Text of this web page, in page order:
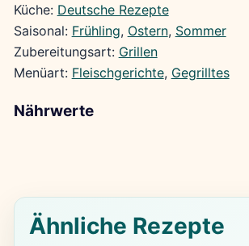
Küche: Deutsche Rezepte
Saisonal: Frühling, Ostern, Sommer
Zubereitungsart: Grillen
Menüart: Fleischgerichte, Gegrilltes
Nährwerte
Ähnliche Rezepte